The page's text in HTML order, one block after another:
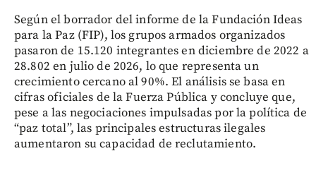
Según el borrador del informe de la Fundación Ideas
para la Paz (FIP), los grupos armados organizados
pasaron de 15.120 integrantes en diciembre de 2022 a
28.802 en julio de 2026, lo que representa un
crecimiento cercano al 90%. El análisis se basa en
cifras oficiales de la Fuerza Pública y concluye que,
pese a las negociaciones impulsadas por la política de
“paz total”, las principales estructuras ilegales
aumentaron su capacidad de reclutamiento.